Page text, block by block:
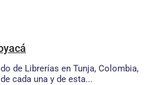
de Librerías en Tunja, Colombia,
cada una y de esta...